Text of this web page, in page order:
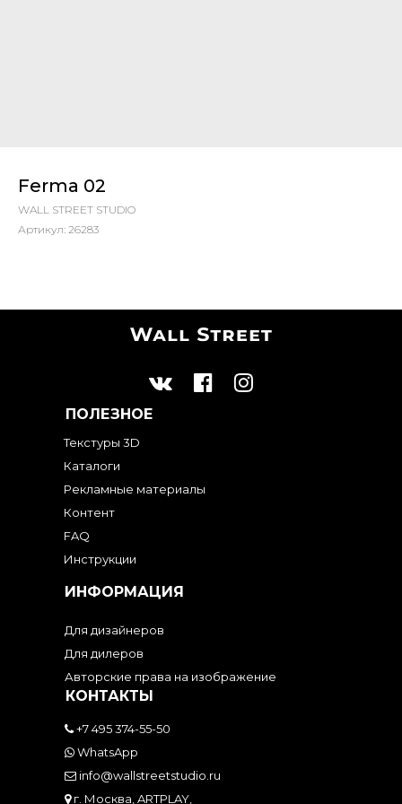
Ferma 02
WALL STREET STUDIO
Артикул: 26283
ПОЛЕЗНОЕ
Текстуры 3D
Каталоги
Рекламные материалы
Контент
FAQ
Инструкции
ИНФОРМАЦИЯ
Для дизайнеров
Для дилеров
Авторские права на изображение
КОНТАКТЫ
+7 495 374-55-50
WhatsApp
info@wallstreetstudio.ru
г. Москва, ARTPLAY,